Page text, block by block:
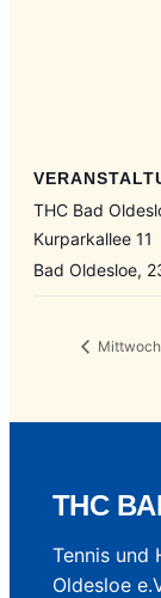
THC Bad
Kurparkallee 11
Bad Oldesloe,
THC
Tennis und
Oldesloe